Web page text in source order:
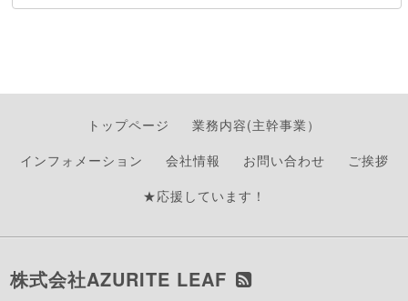
トップページ
業務内容(主幹事業）
インフォメーション
会社情報 お問い合わせ
ご挨拶
★応援しています！
株式会社AZURITE LEAF